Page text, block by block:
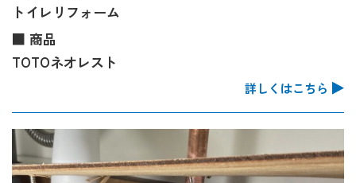
トイレリフォーム
■ 商品
TOTOネオレスト
詳しくはこちら